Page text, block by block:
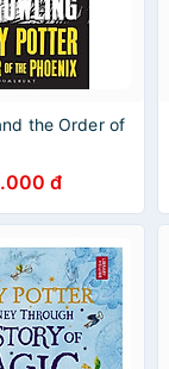
the Order of
đ